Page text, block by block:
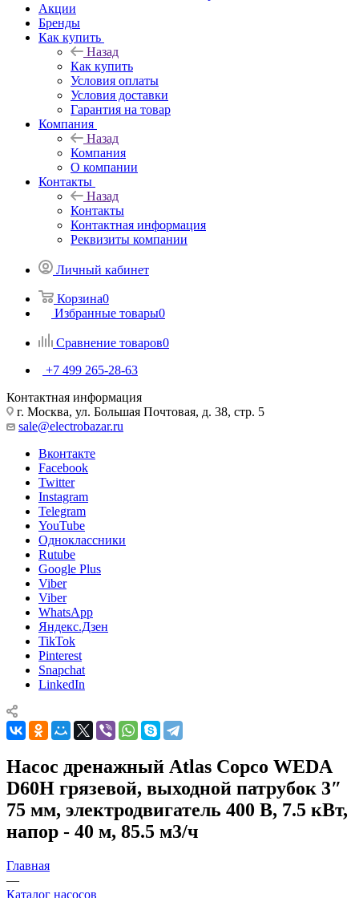
Акции
Бренды
Как купить
Назад
Как купить
Условия оплаты
Условия доставки
Гарантия на товар
Компания
Назад
Компания
О компании
Контакты
Назад
Контакты
Контактная информация
Реквизиты компании
Личный кабинет
Корзина0
Избранные товары0
Сравнение товаров0
+7 499 265-28-63
Контактная информация
г. Москва, ул. Большая Почтовая, д. 38, стр. 5
sale@electrobazar.ru
Вконтакте
Facebook
Twitter
Instagram
Telegram
YouTube
Одноклассники
Rutube
Google Plus
Viber
Viber
WhatsApp
Яндекс.Дзен
TikTok
Pinterest
Snapchat
LinkedIn
Насос дренажный Atlas Copco WEDA
D60H грязевой, выходной патрубок 3″
75 мм, электродвигатель 400 В, 7.5 кВт,
напор - 40 м, 85.5 м3/ч
Главная
—
Каталог насосов